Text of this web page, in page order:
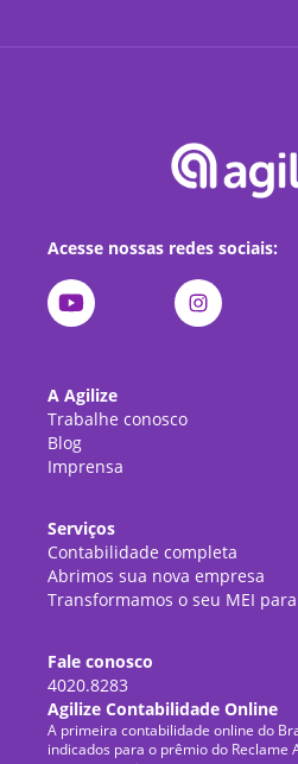
Acesse nossas redes sociais:
A Agilize
Trabalhe conosco
Blog
Imprensa
Serviços
Contabilidade completa
Abrimos sua nova empresa
Transformamos o seu MEI
Fale conosco
4020.8283
Agilize Contabilidade Online
A primeira contabilidade online do
indicados para o prêmio do Reclame